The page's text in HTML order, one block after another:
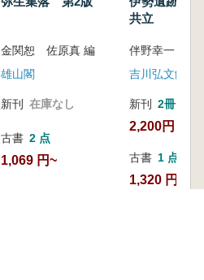
金関恕 佐原真 編
雄山閣
新刊 在庫なし
古書 2 点
1,069 円~
共立
吉川弘文館
新刊 2冊
2,200円
古書 1 点
1,320 円